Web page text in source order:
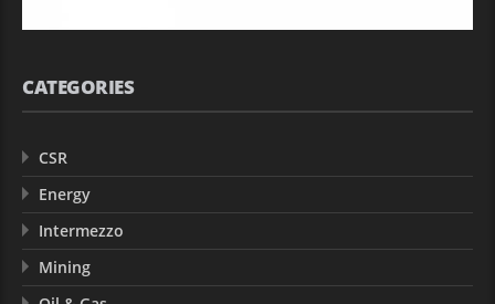
CATEGORIES
CSR
Energy
Intermezzo
Mining